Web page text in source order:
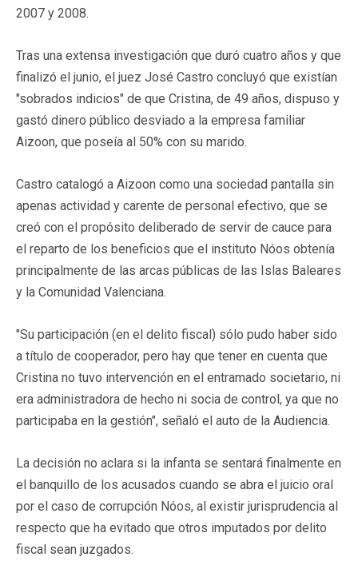
2007 y 2008.
Tras una extensa investigación que duró cuatro años y que
finalizó el junio, el juez José Castro concluyó que existían
"sobrados indicios" de que Cristina, de 49 años, dispuso y
gastó dinero público desviado a la empresa familiar
Aizoon, que poseía al 50% con su marido.
Castro catalogó a Aizoon como una sociedad pantalla sin
apenas actividad y carente de personal efectivo, que se
creó con el propósito deliberado de servir de cauce para
el reparto de los beneficios que el instituto Nóos obtenía
principalmente de las arcas públicas de las Islas Baleares
y la Comunidad Valenciana.
"Su participación (en el delito fiscal) sólo pudo haber sido
a título de cooperador, pero hay que tener en cuenta que
Cristina no tuvo intervención en el entramado societario, ni
era administradora de hecho ni socia de control, ya que no
participaba en la gestión", señaló el auto de la Audiencia.
La decisión no aclara si la infanta se sentará finalmente en
el banquillo de los acusados cuando se abra el juicio oral
por el caso de corrupción Nóos, al existir jurisprudencia al
respecto que ha evitado que otros imputados por delito
fiscal sean juzgados.